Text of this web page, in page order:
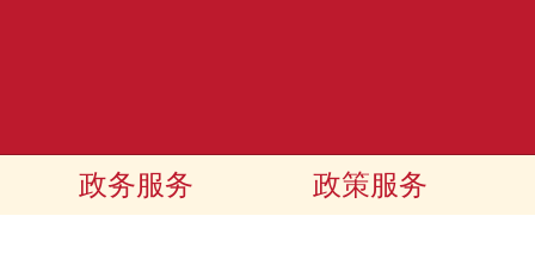
政务服务 政策服务